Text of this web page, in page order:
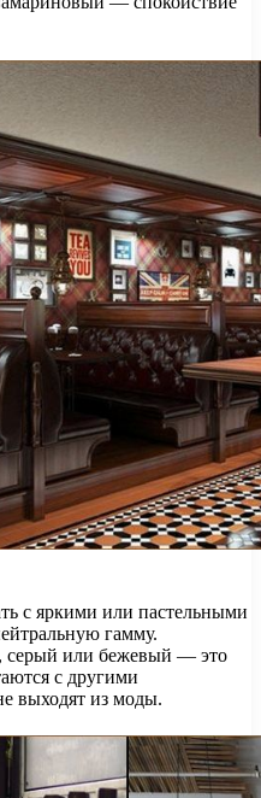
с яркими или пастельными
гамму.
серый или бежевый — это
с другими
выходят из моды.